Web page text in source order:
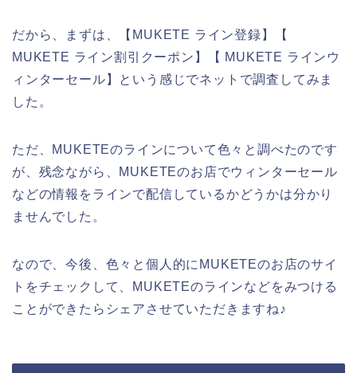
だから、まずは、【MUKETE ライン登録】【
MUKETE ライン割引クーポン】【 MUKETE ラインウ
ィンターセール】という感じでネットで調査してみま
した。
ただ、MUKETEのラインについて色々と調べたのです
が、残念ながら、MUKETEのお店でウィンターセール
などの情報をラインで配信しているかどうかは分かり
ませんでした。
なので、今後、色々と個人的にMUKETEのお店のサイ
トをチェックして、MUKETEのラインなどをみつける
ことができたらシェアさせていただきますね♪